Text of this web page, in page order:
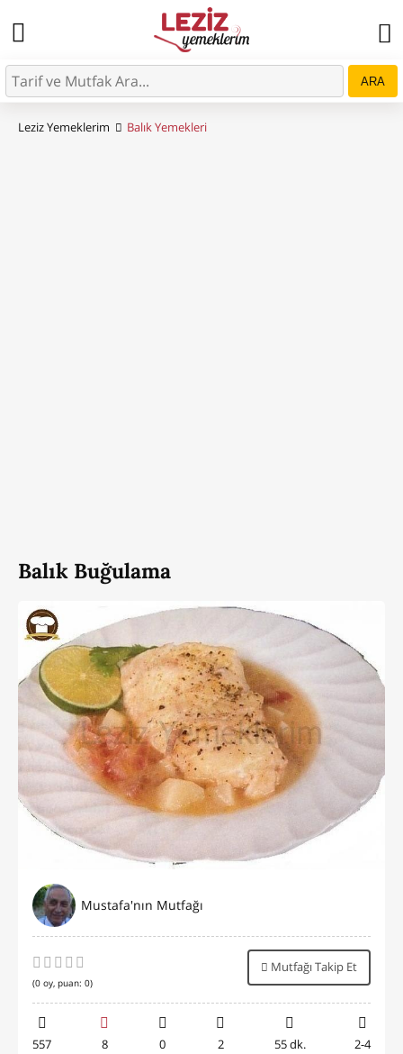
ARA
Leziz Yemeklerim Balık Yemekleri
Balık Buğulama
Mustafa'nın Mutfağı
(0 oy, puan: 0)
Mutfağı Takip Et
557 8 0 2 55 dk. 2-4